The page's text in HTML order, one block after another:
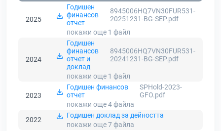
2025
Годишен
финансов
отчет
8945006HQ7VN30FUR531-
20251231-BG-SEP.pdf
покажи още 1 файл
2024
Годишен
финансов
отчет и
доклад
8945006HQ7VN30FUR531-
20241231-BG-SEP.pdf
покажи още 1 файл
2023
Годишен финансов
отчет
SPHold-2023-
GFO.pdf
покажи още 4файла
2022
Годишен доклад за дейността
покажи още 7файла